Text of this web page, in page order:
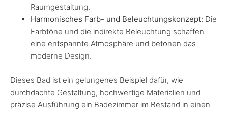
Raumgestaltung.
Harmonisches Farb- und Beleuchtungskonzept: Die
Farbtöne und die indirekte Beleuchtung schaffen
eine entspannte Atmosphäre und betonen das
moderne Design.
Dieses Bad ist ein gelungenes Beispiel dafür, wie
durchdachte Gestaltung, hochwertige Materialien und
präzise Ausführung ein Badezimmer im Bestand in einen